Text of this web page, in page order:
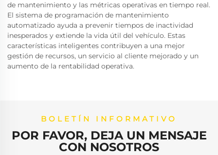
de mantenimiento y las métricas operativas en tiempo real.
El sistema de programación de mantenimiento
automatizado ayuda a prevenir tiempos de inactividad
inesperados y extiende la vida útil del vehículo. Estas
características inteligentes contribuyen a una mejor
gestión de recursos, un servicio al cliente mejorado y un
aumento de la rentabilidad operativa.
BOLETÍN INFORMATIVO
POR FAVOR, DEJA UN MENSAJE
CON NOSOTROS